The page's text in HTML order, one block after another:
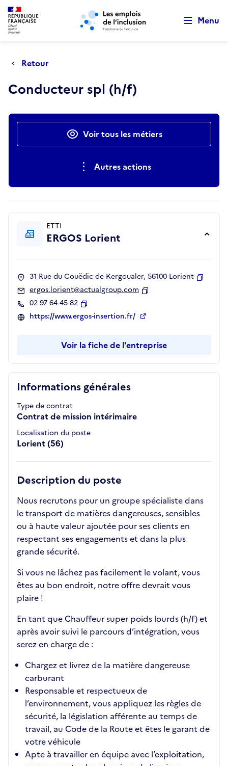
Aller au menu principal Aller au contenu principal
Menu
Retour
Conducteur spl (h/f)
Actions rapidesVoir tous les métiers
Autres actions
Informations générales
Type de contrat
Contrat de mission intérimaire
Localisation du poste
Lorient (56)
Description du poste
Nous recrutons pour un groupe spécialiste dans
le transport de matières dangereuses, sensibles
ou à haute valeur ajoutée pour ses clients en
respectant ses engagements et dans la plus
grande sécurité.
Si vous ne lâchez pas facilement le volant, vous
êtes au bon endroit, notre offre devrait vous
plaire !
En tant que Chauffeur super poids lourds (h/f) et
après avoir suivi le parcours d’intégration, vous
serez en charge de :
Chargez et livrez de la matière dangereuse
carburant
Responsable et respectueux de
l’environnement, vous appliquez les règles de
sécurité, la législation afférente au temps de
travail, au Code de la Route et êtes le garant de
votre véhicule
Apte à travailler en équipe avec l’exploitation,
ETTI
ERGOS Lorient
31 Rue du Couëdic de Kergoualer, 56100 Lorient
ergos.lorient@actualgroup.com
02 97 64 45 82
Copier
https://www.ergos-insertion.fr/
Voir la fiche de l'entreprise
Retour au début de la page
Panneau de gestion des cookies